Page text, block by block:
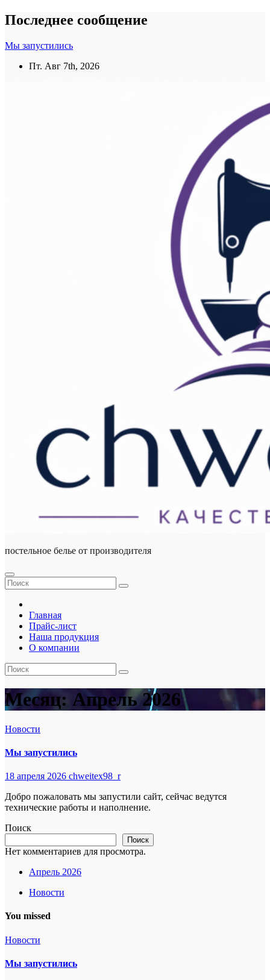
Перейти
к
Последнее сообщение
Мы запустились
Пт. Авг 7th, 2026
постельное белье от производителя
Главная
Прайс-лист
Наша продукция
О компании
Месяц: Апрель 2026
Новости
Мы запустились
18 апреля 2026 chweitex98_r
Добро пожаловать мы запустили сайт, сейчас ведутся
технические работы и наполнение.
Поиск
Поиск
Нет комментариев для просмотра.
Апрель 2026
Новости
You missed
Новости
Мы запустились